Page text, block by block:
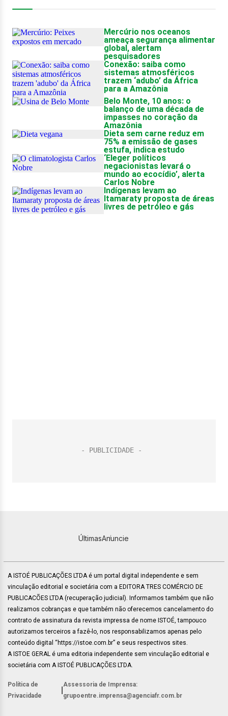
ÚltimasAnuncie
A ISTOÉ PUBLICAÇÕES LTDA é um portal digital independente e sem
vinculação editorial e societária com a EDITORA TRES COMÉRCIO DE
PUBLICACÕES LTDA (recuperação judicial). Informamos também que não
realizamos cobranças e que também não oferecemos cancelamento do
contrato de assinatura da revista impressa de nome ISTOÉ, tampouco
autorizamos terceiros a fazê-lo, nos responsabilizamos apenas pelo
conteúdo digital “https://istoe.com.br” e seus respectivos sites.
A ISTOE GERAL é uma editoria independente sem vinculação editorial e
societária com A ISTOÉ PUBLICAÇÕES LTDA.
Política de
Privacidade
Assessoria de Imprensa:
grupoentre.imprensa@agenciafr.com.br